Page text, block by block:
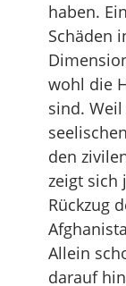
haben.
Schäden
wohl die
sind.
den
zeigt sich
Rückzug
Allein
darauf